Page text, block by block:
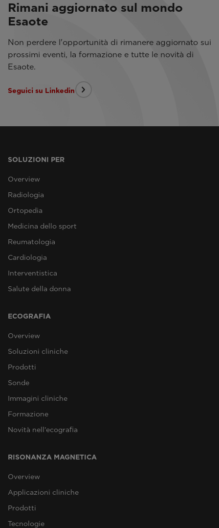
Rimani aggiornato sul mondo
Esaote
Non perdere l'opportunità di rimanere aggiornato sui
prossimi eventi, la formazione e tutte le novità di
Esaote.
Seguici su Linkedin
SOLUZIONI PER
Overview
Radiologia
Ortopedia
Medicina dello sport
Reumatologia
Cardiologia
Interventistica
Salute della donna
ECOGRAFIA
Overview
Soluzioni cliniche
Prodotti
Sonde
Immagini cliniche
Formazione
Novità nell'ecografia
RISONANZA MAGNETICA
Overview
Applicazioni cliniche
Prodotti
Tecnologie